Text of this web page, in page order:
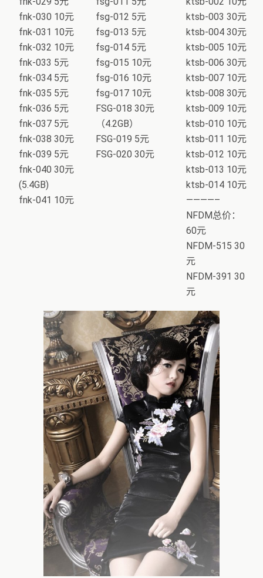
fnk-030 10元
fnk-031 10元
fnk-032 10元
fnk-033 5元
fnk-034 5元
fnk-035 5元
fnk-036 5元
fnk-037 5元
fnk-038 30元
fnk-039 5元
fnk-040 30元
(5.4GB)
fnk-041 10元
fsg-012 5元
fsg-013 5元
fsg-014 5元
fsg-015 10元
fsg-016 10元
fsg-017 10元
FSG-018 30元
（4.2GB）
FSG-019 5元
FSG-020 30元
ktsb-003 30元
ktsb-004 30元
ktsb-005 10元
ktsb-006 30元
ktsb-007 10元
ktsb-008 30元
ktsb-009 10元
ktsb-010 10元
ktsb-011 10元
ktsb-012 10元
ktsb-013 10元
ktsb-014 10元
————–
NFDM总价：
60元
NFDM-515 30
元
NFDM-391 30
元